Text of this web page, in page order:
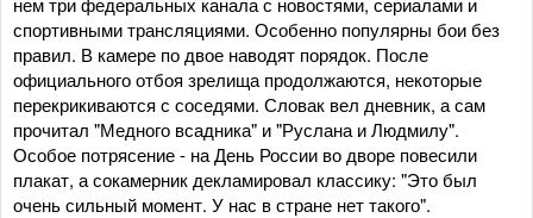
спортивными трансляциями. Особенно популярны бои без
правил. В камере по двое наводят порядок. После
официального отбоя зрелища продолжаются, некоторые
перекрикиваются с соседями. Словак вел дневник, а сам
прочитал "Медного всадника" и "Руслана и Людмилу".
Особое потрясение - на День России во дворе повесили
плакат, а сокамерник декламировал классику: "Это был
очень сильный момент. У нас в стране нет такого".